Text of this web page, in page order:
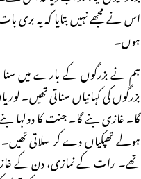
اس نے مجھے نہیں بتایا کہ یہ
ہوں۔
ہم نے بزرگوں کے بارے میں سنا
بزرگوں کی کہانیاں سناتی تھیں۔
گا۔ غازی بنے گا۔ جنت کا دولہا
ہولے تھپکیاں دے کر سلاتی
تھے۔ رات کے نمازی، دن کے